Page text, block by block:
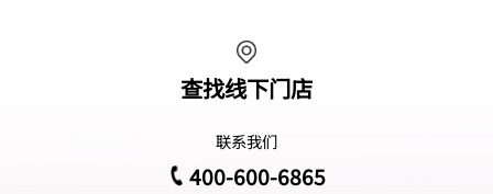
查找线下门店
联系我们
400-600-6865